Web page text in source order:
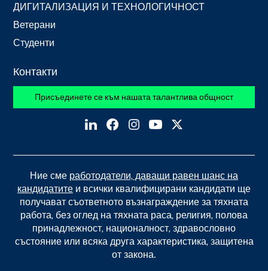
ДИГИТАЛИЗАЦИЯ И ТЕХНОЛОГИЧНОСТ
Ветерани
Студенти
Контакти
Присъединете се към нашата талантлива общност
Ние сме работодатели, даващи равен шанс на
кандидатите и всички квалифицирани кандидати ще
получават съответното възнаграждение за тяхната
работа, без оглед на тяхната раса, религия, полова
принадлежност, националност, здравословно
състояние или всяка друга характеристика, защитена
от закона.